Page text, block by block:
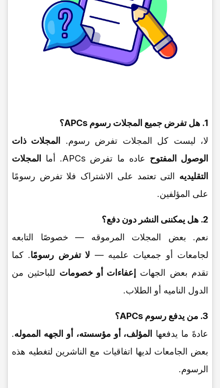
1. هل تفرض جمیع المجلات رسوم APCs؟
لا، لیست کل المجلات تفرض رسوم.
المجلات ذات
الوصول المفتوح عاده ما تفرض APCs. أما
المجلات
التقلیدیه التی تعتمد على الاشتراک فلا تفرض رسومًا
على المؤلفین.
2. هل یمکننی النشر دون دفع؟
نعم. بعض المجلات المرموقه — خصوصًا التابعه
لجامعات أو جمعیات علمیه — لا تفرض رسومًا. کما
تقدم بعض الجهات
إعفاءات أو خصومات للباحثین من
الدول النامیه أو الطلاب.
3. من یدفع رسوم APCs؟
عادهً ما یدفعها
المؤلف، أو مؤسسته، أو الجهه المموله.
بعض الجامعات لدیها اتفاقیات مع الناشرین لتغطیه هذه
الرسوم.